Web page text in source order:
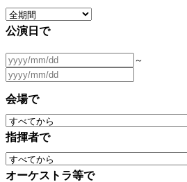
公演日で
～
会場で
指揮者で
オーケストラ等で